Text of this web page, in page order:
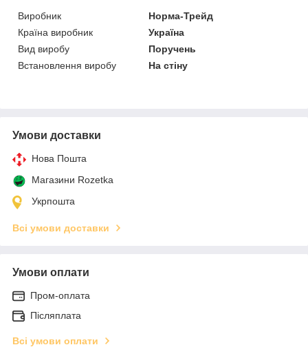
Виробник
Норма-Трейд
Країна виробник
Україна
Вид виробу
Поручень
Встановлення виробу
На стіну
Умови доставки
Нова Пошта
Магазини Rozetka
Укрпошта
Всі умови доставки
Умови оплати
Пром-оплата
Післяплата
Всі умови оплати